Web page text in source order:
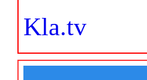
Kla.tv